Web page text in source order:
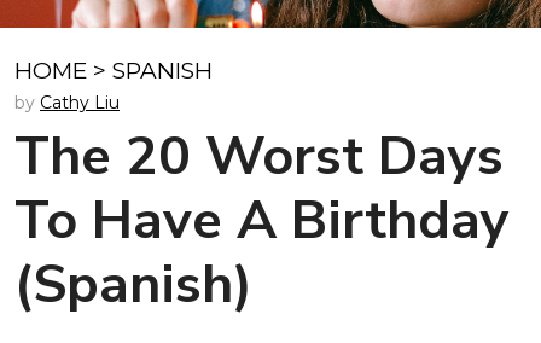
HOME > SPANISH
by Cathy Liu
The 20 Worst Days
To Have A Birthday
(Spanish)